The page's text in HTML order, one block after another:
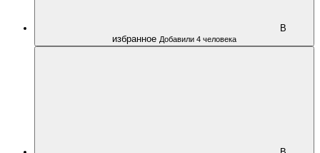
В
избранное Добавили 4 человека